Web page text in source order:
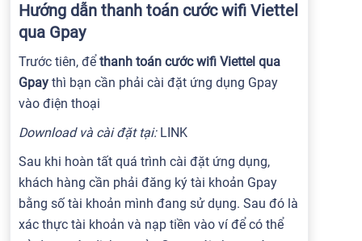
Hướng dẫn thanh toán cước wifi Viettel
qua Gpay
Trước tiên, để thanh toán cước wifi Viettel qua
Gpay thì bạn cần phải cài đặt ứng dụng Gpay
vào điện thoại
Download và cài đặt tại:LINK
Sau khi hoàn tất quá trình cài đặt ứng dụng,
khách hàng cần phải đăng ký tài khoản Gpay
bằng số tài khoản mình đang sử dụng. Sau đó là
xác thực tài khoản và nạp tiền vào ví để có thể